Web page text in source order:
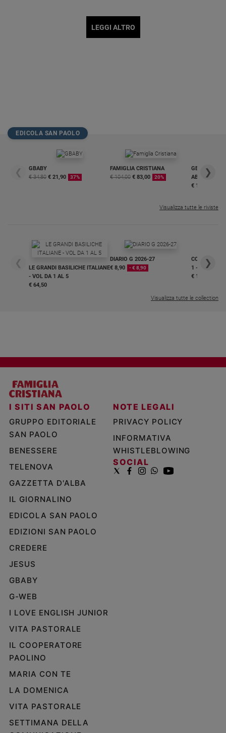
LEGGI ALTRO
EDICOLA SAN PAOLO
❮
GBABY
€ 34,80 € 21,90 37%
FAMIGLIA CRISTIANA
€ 104,00 € 83,00 20%
GBABY
€ 16,99
❯
Visualizza tutte le riviste
❮
LE GRANDI BASILICHE ITALIANE
- VOL DA 1 AL 5
€ 64,50
DIARIO G 2026-27
€ 8,90
- € 8,90
COLLANA
1 - 2
€ 18,50
❯
Visualizza tutte le collection
I SITI SAN PAOLO
GRUPPO EDITORIALE
SAN PAOLO
BENESSERE
TELENOVA
GAZZETTA D'ALBA
IL GIORNALINO
EDICOLA SAN PAOLO
EDIZIONI SAN PAOLO
CREDERE
JESUS
GBABY
G-WEB
I LOVE ENGLISH JUNIOR
VITA PASTORALE
IL COOPERATORE
PAOLINO
MARIA CON TE
LA DOMENICA
VITA PASTORALE
SETTIMANA DELLA
NOTE LEGALI
PRIVACY POLICY
INFORMATIVA
WHISTLEBLOWING
SOCIAL